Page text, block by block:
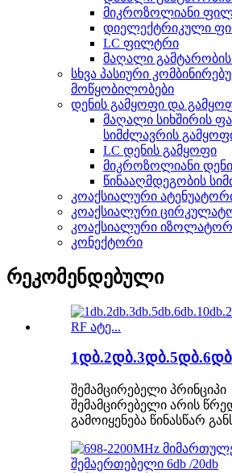
მიკროზოლიანი
დიელექტრიკული
LC ფილტრი
მაღალი
სხვა პასიური
მოწყობილობები
დენის გამყოფი და
მაღალი სიხშირის
სიმძლავრის
LC დენის გამყოფი
მიკროზოლიანი
წინააღმდეგობის
კოაქსიალური
კოაქსიალური
კოაქსიალური
კონექტორი
რეკომენდებული
შემამცირებელი პრინციპი
შემამცირებელი არის
გამოიყენება წინასწარ